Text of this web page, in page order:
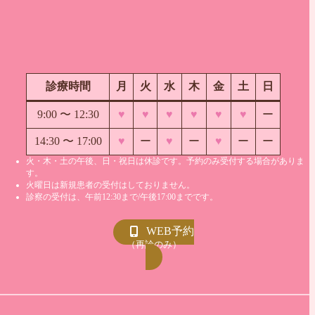
診療時間 月 火 水 木 金 土 日
9:00 〜 12:30 ♥ ♥ ♥ ♥ ♥ ♥ ー
14:30 〜 17:00 ♥ ー ♥ ー ♥ ー ー
火・木・土の午後、日・祝日は休診です。予約のみ受付する場合がありま
す。
火曜日は新規患者の受付はしておりません。
診察の受付は、午前12:30まで/午後17:00までです。
WEB予約
（再診のみ）